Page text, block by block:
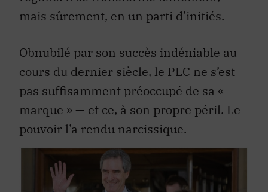
mais sûrement, en un parti d’initiés.
Obnubilé par son succès indéniable au
cours du dernier siècle, le PLC ne s’est
pas suffisamment préoccupé de sa «
marque » — et ce, à son propre péril. Le
pouvoir l’a rendu narcissique.